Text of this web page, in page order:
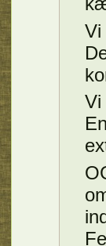
Vi
Vi